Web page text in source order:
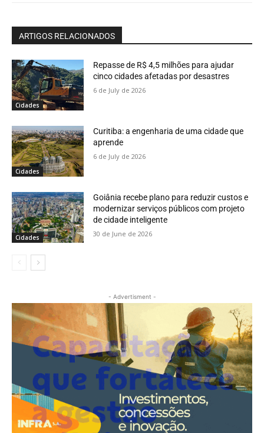
ARTIGOS RELACIONADOS
Cidades
Repasse de R$ 4,5 milhões para ajudar
cinco cidades afetadas por desastres
6 de July de 2026
Cidades
Curitiba: a engenharia de uma cidade que
aprende
6 de July de 2026
Cidades
Goiânia recebe plano para reduzir custos e
modernizar serviços públicos com projeto
de cidade inteligente
30 de June de 2026
- Advertisment -